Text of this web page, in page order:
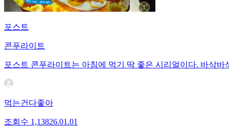
포스트
콘푸라이트
포스트 콘푸라이트는 아침에 먹기 딱 좋은 시리얼이다. 바삭
먹는건다좋아
조회수 1,13826.01.01